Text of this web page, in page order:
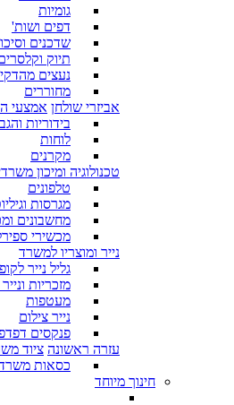
גומיות
דפים ושות'
שדכנים
תיוק
נעצים
מחוררים
אביזרי שולחן אמצעי
בידוריות
לוחות
מקרנים
טכנולוגיה ומיכון
טלפונים
מגרסות
מחשבונים
מכשירי
נייר ומוצריו למשרד
גליל נייר
מזכריות
מעטפות
נייר צילום
פנקסים
עזרה ראשונה ציוד
כסאות
חינוך מיוחד